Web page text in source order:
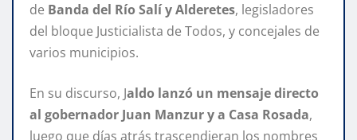
de Banda del Río Salí y Alderetes, legisladores
del bloque Justicialista de Todos, y concejales de
varios municipios.
En su discurso, Jaldo lanzó un mensaje directo
al gobernador Juan Manzur y a Casa Rosada,
luego que días atrás trascendieran los nombres